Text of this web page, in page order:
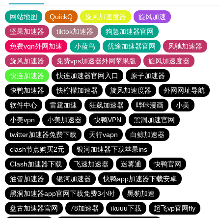
网站地图 QuickQ 旋风加速度器
旋风加速
坚果加速器
tiktok加速器
狗急加速器官网
免费vqn外网加速
小蓝鸟 优途加速器官网
风驰加速器
旋风加速器
免费vps加速器外网苹果版
旋风加速度器
快连加速器
快连加速器官网入口
原子加速器
快鸭加速器
快柠檬加速器 旋风加速度器
外网网址导航
软件中心
雷霆加速 狂飙加速器 哔咔漫画
小美
小美vpn
小美加速器 快鸭VPN
黑洞加速官网
twitter加速器免费下载
天行vapn
白鲸加速器
clash节点购买2元
银河加速器下载苹果ins
Clash加速器下载
飞速加速器 迷雾通
快鸭官网
油管加速器
银河加速器
快鸭app加速器下载安卓
黑洞加速器app官网下载免费3小时
黑豹加速
盘古加速器官网
78加速器 ikuuu下载 起飞vp官网fly